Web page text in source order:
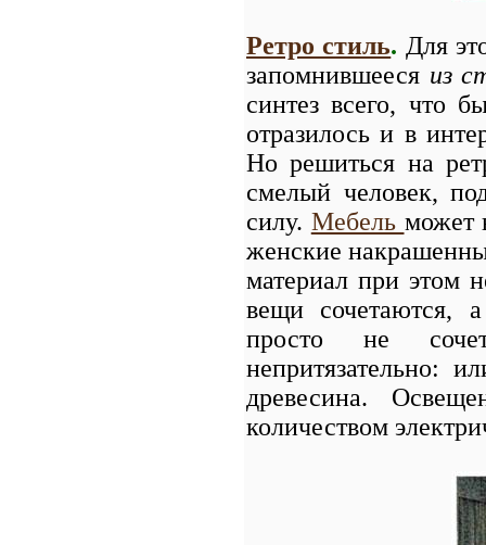
Ретро стиль. Для
запомнившееся из
синтез всего, что
отразилось и в
Но решиться на
смелый человек,
силу. Мебель может
женские
материал при этом
вещи сочетаются,
просто не
непритязательно:
древесина.
количеством